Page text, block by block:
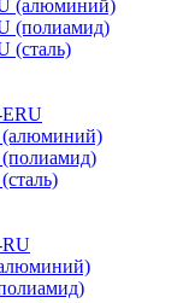
(алюминий)
(полиамид)
(сталь)
(алюминий)